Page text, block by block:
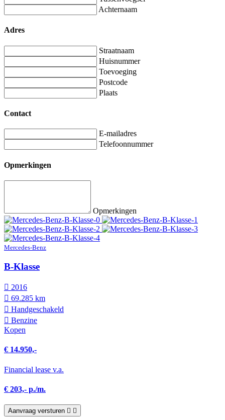
Achternaam
Adres
Straatnaam
Huisnummer
Toevoeging
Postcode
Plaats
Contact
E-mailadres
Telefoonnummer
Opmerkingen
Opmerkingen
Mercedes-Benz
B-Klasse
2016
69.285 km
Hand­geschakeld
Benzine
Kopen
€ 14.950,-
Financial lease v.a.
€ 203,- p./m.
Aanvraag versturen